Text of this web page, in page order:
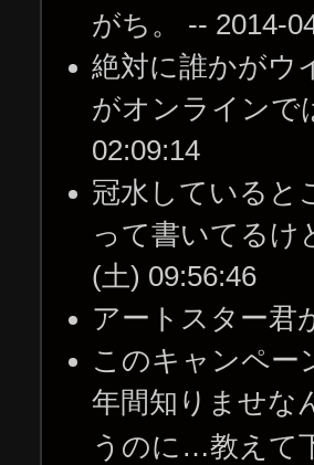
がち。 -- 2014-
絶対に誰かがウ
がオンラインで
02:09:14
冠水していると
って書いてるけ
(土) 09:56:46
アートスター君
このキャンペー
年間知りませな
うのに…教えて